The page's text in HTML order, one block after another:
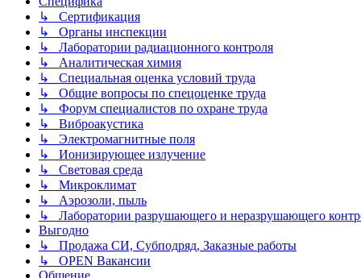
↳ Сертификация
↳ Органы инспекции
↳ Лаборатории радиационного контроля
↳ Аналитическая химия
↳ Специальная оценка условий труда
↳ Общие вопросы по спецоценке труда
↳ Форум специалистов по охране труда
↳ Виброакустика
↳ Электромагнитные поля
↳ Ионизирующее излучение
↳ Световая среда
↳ Микроклимат
↳ Аэрозоли, пыль
↳ Лаборатории разрушающего и неразрушающего
Выгодно
↳ Продажа СИ, Субподряд, Заказные работы
↳ OPEN Вакансии
Общение